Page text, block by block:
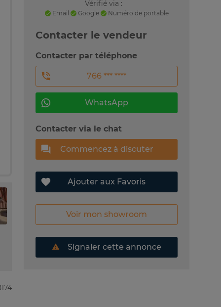
Vérifié via :
Email Google Numéro de portable
Contacter le vendeur
Contacter par téléphone
766 *** ****
WhatsApp
Contacter via le chat
Commencez à discuter
Ajouter aux Favoris
Voir mon showroom
Signaler cette annonce